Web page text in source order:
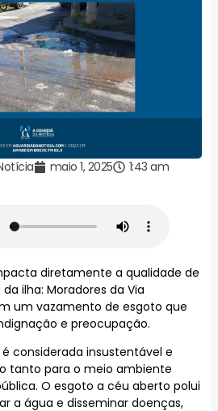
maio 1, 2025
1:43 am
diretamente a qualidade de
ilha: Moradores da Via
um vazamento de esgoto que
e preocupação.
considerada insustentável e
tanto para o meio ambiente
O esgoto a céu aberto polui
a água e disseminar doenças,